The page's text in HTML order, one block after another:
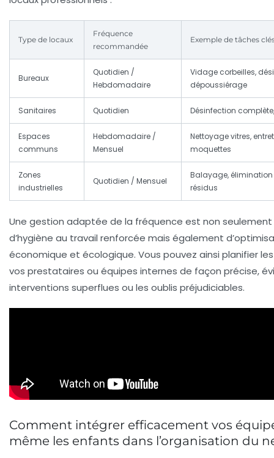
Type de locaux
Fréquence
recommandée
Exemple de tâches
Bureaux
Quotidien /
Hebdomadaire
Vidage corbeilles,
dépoussiérage
Sanitaires Quotidien Désinfection
Espaces
communs
Hebdomadaire /
Mensuel
Nettoyage vitres,
moquettes
Zones
industrielles
Quotidien / Mensuel
Balayage,
résidus
Une gestion adaptée de la fréquence est non
d’hygiène au travail renforcée mais également
économique et écologique. Vous pouvez ainsi planifier
vos prestataires ou équipes internes de façon précise,
interventions superflues ou les oublis préjudiciables.
Comment intégrer efficacement vos
même les enfants dans l’organisation du